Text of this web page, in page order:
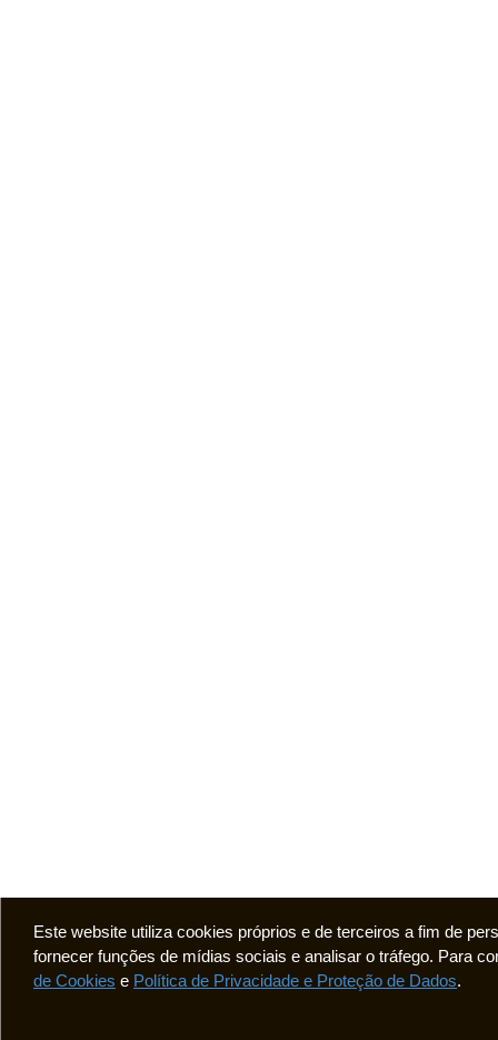
Este website utiliza cookies próprios e de terceiros a fim de
fornecer funções de mídias sociais e analisar o tráfego. Para
de Cookies e Política de Privacidade e Proteção de Dados.